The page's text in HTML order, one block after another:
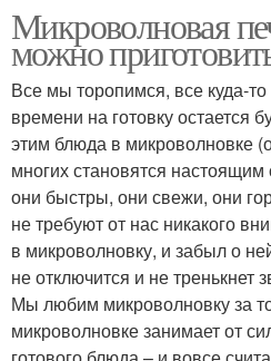
Микроволновая
можно
Все мы торопимся, все куда-
времени на готовку остается
этим блюда в микроволновке
многих становятся
они быстры, они свежи, они
не требуют от нас никакого
в микроволновку, и забыл о
не отключится и не тренькнет
Мы любим микроволновку за
микроволновке занимает от